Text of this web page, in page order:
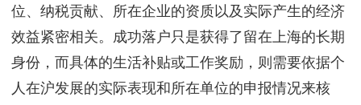
位、纳税贡献、所在企业的资质以及实际产生的经济
效益紧密相关。成功落户只是获得了留在上海的长期
身份，而具体的生活补贴或工作奖励，则需要依据个
人在沪发展的实际表现和所在单位的申报情况来核